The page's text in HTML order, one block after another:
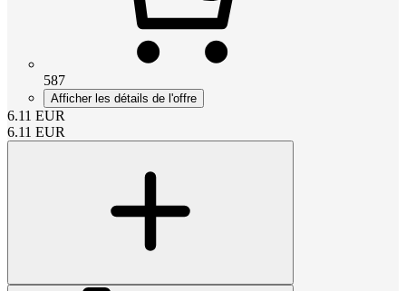
587
Afficher les détails de l'offre
6.11 EUR
6.11 EUR